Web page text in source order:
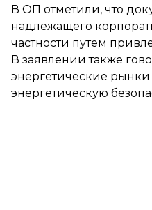
В ОП отметили, что
надлежащего
частности путем
В заявлении также
энергетические рынки
энергетическую